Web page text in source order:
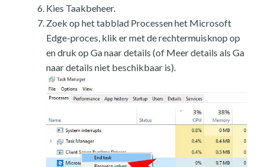
Kies Taakbeheer.
Zoek op het tabblad Processen het Microsoft
Edge-proces, klik er met de rechtermuisknop op
en druk op Ga naar details (of Meer details als Ga
naar details niet beschikbaar is).